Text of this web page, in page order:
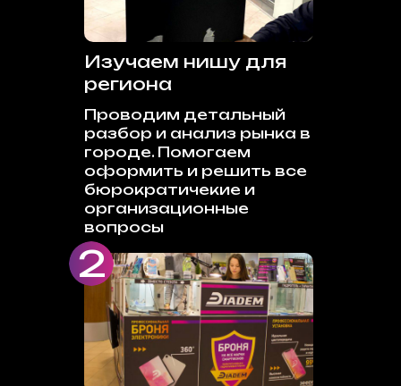
Изучаем нишу для
региона
Проводим детальный
разбор и анализ рынка в
городе. Помогаем
оформить и решить все
бюрократичекие и
организационные
вопросы
2